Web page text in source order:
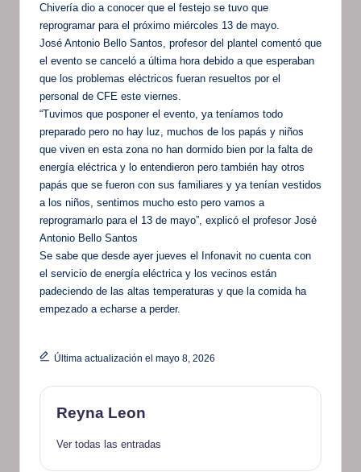
Chivería dio a conocer que el festejo se tuvo que
reprogramar para el próximo miércoles 13 de mayo.
José Antonio Bello Santos, profesor del plantel comentó que
el evento se canceló a última hora debido a que esperaban
que los problemas eléctricos fueran resueltos por el
personal de CFE este viernes.
“Tuvimos que posponer el evento, ya teníamos todo
preparado pero no hay luz, muchos de los papás y niños
que viven en esta zona no han dormido bien por la falta de
energía eléctrica y lo entendieron pero también hay otros
papás que se fueron con sus familiares y ya tenían vestidos
a los niños, sentimos mucho esto pero vamos a
reprogramarlo para el 13 de mayo”, explicó el profesor José
Antonio Bello Santos
Se sabe que desde ayer jueves el Infonavit no cuenta con
el servicio de energía eléctrica y los vecinos están
padeciendo de las altas temperaturas y que la comida ha
empezado a echarse a perder.
Última actualización el mayo 8, 2026
Reyna Leon
Ver todas las entradas